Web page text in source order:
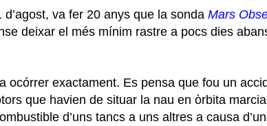
d’agost, va fer 20 anys que la sonda Mars
deixar el més mínim rastre a pocs dies
ocórrer exactament. Es pensa que fou un
que havien de situar la nau en òrbita
d’uns tancs a uns altres a causa